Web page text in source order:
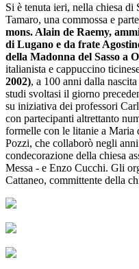
Si è tenuta ieri, nella chiesa
Tamaro, una commossa e
mons. Alain de Raemy,
di Lugano e da frate
della Madonna del Sasso a
italianista e cappuccino
2002), a 100 anni dalla
studi svoltasi il giorno
su iniziativa dei professori
con partecipanti altrettanto
formelle con le litanie a Maria
Pozzi, che collaborò negli
condecorazione della chiesa
Messa - e Enzo Cucchi. Gli
Cattaneo, committente della